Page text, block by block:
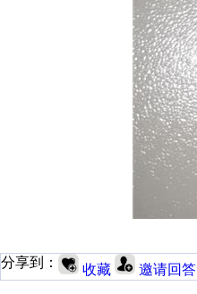
分享到： 收藏 邀请回答